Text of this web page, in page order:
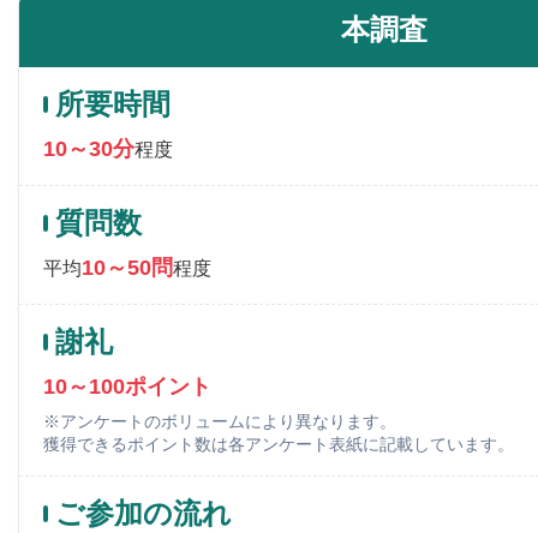
本調査
所要時間
10～30分程度
質問数
平均10～50問程度
謝礼
10～100ポイント
※アンケートのボリュームにより異なります。
獲得できるポイント数は各アンケート表紙に記載しています。
ご参加の流れ